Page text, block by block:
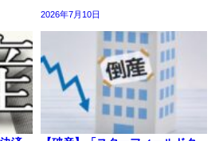
2026年7月10日